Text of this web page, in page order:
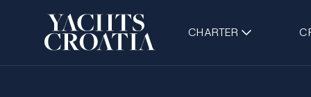
CHARTER